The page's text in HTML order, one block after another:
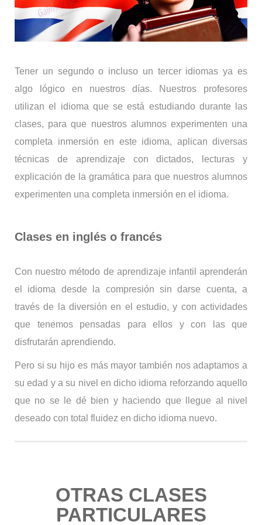
Tener un segundo o incluso un tercer idiomas ya es
algo lógico en nuestros días.
Nuestros profesores
utilizan el idioma que se está estudiando durante las
clases, para que nuestros alumnos experimenten una
completa inmersión en este idioma, aplican diversas
técnicas de aprendizaje con dictados, lecturas y
explicación de la gramática para que nuestros alumnos
experimenten una completa inmersión en el idioma.
Clases en inglés o francés
Con nuestro método de aprendizaje infantil aprenderán
el idioma desde la compresión sin darse cuenta, a
través de la diversión en el estudio, y con actividades
que tenemos pensadas para ellos y con las que
disfrutarán aprendiendo.
Pero si su hijo es más mayor también nos adaptamos a
su edad y a su nivel en dicho idioma reforzando aquello
que no se le dé bien y haciendo que llegue al nivel
deseado con total fluidez en dicho idioma nuevo.
OTRAS CLASES
PARTICULARES